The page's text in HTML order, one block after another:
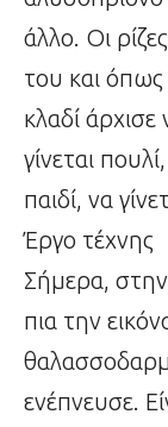
άλλο. Οι
του και όπως
κλαδί
γίνεται
παιδί, να
Έργο τέχνης
Σήμερα, στην
πια την
ενέπνευσε.